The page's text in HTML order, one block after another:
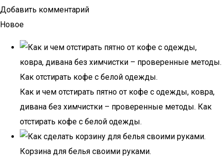
Добавить комментарий
Новое
Как и чем отстирать пятно от кофе с одежды, ковра,
дивана без химчистки – проверенные методы. Как
отстирать кофе с белой одежды.